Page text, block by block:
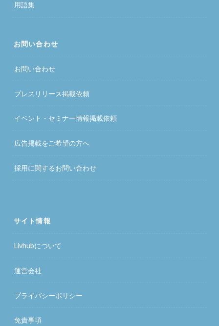
用語集
お問い合わせ
お問い合わせ
プレスリリース掲載依頼
イベント・セミナー情報掲載依頼
広告掲載をご希望の方へ
採用に関するお問い合わせ
サイト情報
Livhubについて
運営会社
プライバシーポリシー
免責事項